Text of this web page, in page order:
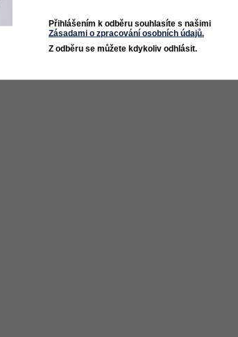
Přihlášením k odběru souhlasíte s našimi
Zásadami o zpracování osobních údajů.
Z odběru se můžete kdykoliv odhlásit.